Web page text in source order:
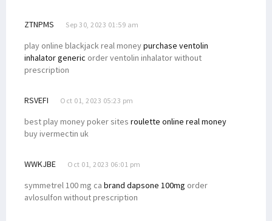
ZTNPMS Sep 30, 2023 01:59 am
play online blackjack real moneypurchase ventolin
inhalator generic order ventolin inhalator without
prescription
RSVEFI Oct 01, 2023 05:23 pm
best play money poker sites roulette online real money
buy ivermectin uk
WWKJBE Oct 01, 2023 06:01 pm
symmetrel 100 mg ca brand dapsone 100mg order
avlosulfon without prescription